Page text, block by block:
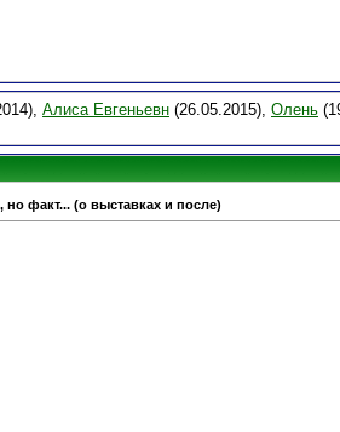
Алиса Евгеньевн (26.05.2015), Олень
но факт... (о выставках и после)